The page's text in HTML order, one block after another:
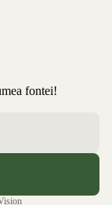
fontei!